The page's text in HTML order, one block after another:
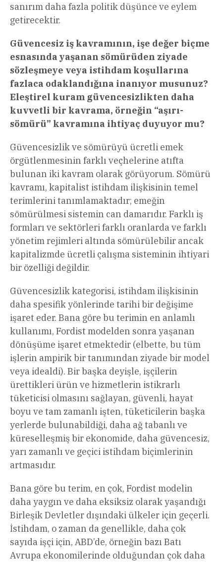
sanırım daha fazla politik düşünce ve eylem
getirecektir.
Güvencesiz iş kavramının, işe değer biçme
esnasında yaşanan sömürüden ziyade
sözleşmeye veya istihdam koşullarına
fazlaca odaklandığına inanıyor musunuz?
Eleştirel kuram güvencesizlikten daha
kuvvetli bir kavrama, örneğin “aşırı-
sömürü” kavramına ihtiyaç duyuyor mu?
Güvencesizlik ve sömürüyü ücretli emek
örgütlenmesinin farklı veçhelerine atıfta
bulunan iki kavram olarak görüyorum. Sömürü
kavramı, kapitalist istihdam ilişkisinin temel
terimlerini tanımlamaktadır; emeğin
sömürülmesi sistemin can damarıdır. Farklı iş
formları ve sektörleri farklı oranlarda ve farklı
yönetim rejimleri altında sömürülebilir ancak
kapitalizmde ücretli çalışma sisteminin ihtiyari
bir özelliği değildir.
Güvencesizlik kategorisi, istihdam ilişkisinin
daha spesifik yönlerinde tarihi bir değişime
işaret eder. Bana göre bu terimin en anlamlı
kullanımı, Fordist modelden sonra yaşanan
dönüşüme işaret etmektedir (elbette, bu tüm
işlerin ampirik bir tanımından ziyade bir model
veya idealdi). Bir başka deyişle, işçilerin
ürettikleri ürün ve hizmetlerin istikrarlı
tüketicisi olmasını sağlayan, güvenli, hayat
boyu ve tam zamanlı işten, tüketicilerin başka
yerlerde bulunabildiği, daha ağ tabanlı ve
küreselleşmiş bir ekonomide, daha güvencesiz,
yarı zamanlı ve geçici istihdam biçimlerinin
artmasıdır.
Bana göre bu terim, en çok, Fordist modelin
daha yaygın ve daha eksiksiz olarak yaşandığı
Birleşik Devletler dışındaki ülkeler için geçerli.
İstihdam, o zaman da genellikle, daha çok
sayıda işçi için, ABD’de, örneğin bazı Batı
Avrupa ekonomilerinde olduğundan çok daha